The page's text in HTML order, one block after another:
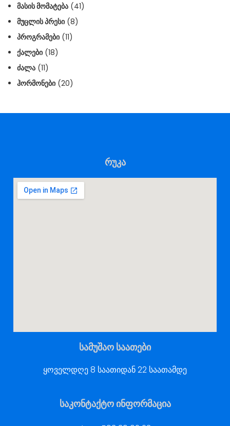
ᲛᲐᲡᲘᲡ ᲛᲝᲛᲐᲢᲔᲑᲐ (41)
ᲛᲣᲪᲚᲘᲡ ᲞᲠᲔᲡᲘ (8)
ᲞᲠᲝᲒᲠᲐᲛᲔᲑᲘ (11)
ᲥᲐᲚᲔᲑᲘ (18)
ᲫᲐᲚᲐ (11)
ᲰᲝᲠᲛᲝᲜᲔᲑᲘ (20)
რუკა
სამუშაო საათები
ყოველდღე 8 საათიდან 22 საათამდე
საკონტაქტო ინფორმაცია